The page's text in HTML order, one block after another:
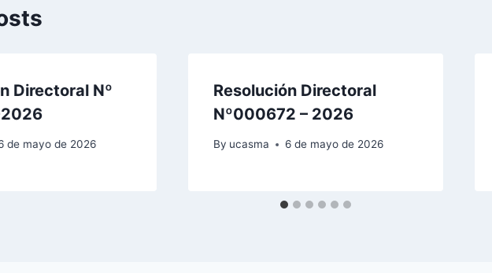
Directoral Nº
de mayo de 2026
Resolución Directoral
Nº000672 – 2026
By ucasma 6 de mayo de 2026